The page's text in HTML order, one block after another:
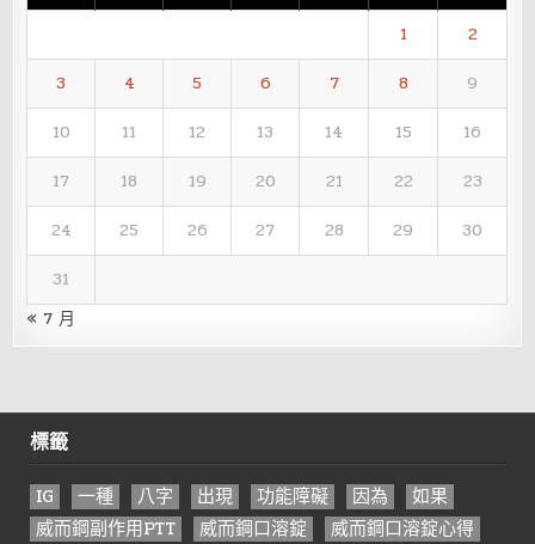
1
2
3
4 5 6 7 8
9
10
11 12 13 14 15
16
17
18 19 20 21 22
23
24
25 26 27 28 29
30
31
« 7 月
標籤
IG 一種 八字 出現 功能障礙 因為
如果
威而鋼副作用PTT
威而鋼口溶錠
威而鋼口溶錠心得